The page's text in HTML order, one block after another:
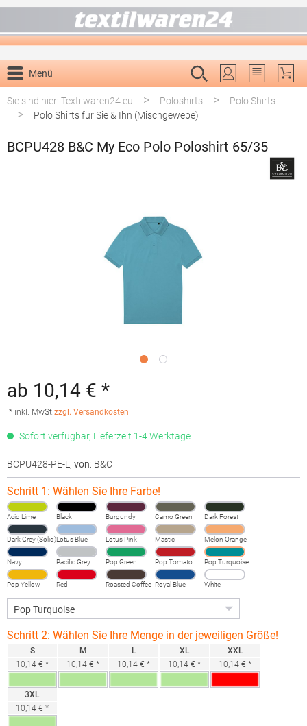
Menü
Du hast 0
Sie sind hier: Textilwaren24.eu
> Poloshirts > Polo Shirts
> Polo Shirts für Sie & Ihn (Mischgewebe)
BCPU428 B&C My Eco Polo Poloshirt 65/35
ab 10,14 € *
* inkl. MwSt.zzgl. Versandkosten
Sofort verfügbar, Lieferzeit 1-4 Werktage
BCPU428-PE-L , von: B&C
Schritt 1: Wählen Sie Ihre Farbe!
Acid Lime Black Burgundy Camo Green Dark Forest
Dark Grey (Solid)Lotus Blue Lotus Pink Mastic Melon Orange
Navy Pacific Grey Pop Green Pop Tomato Pop Turquoise
Pop Yellow Red Roasted Coffee Royal Blue White
Schritt 2: Wählen Sie Ihre Menge in der jeweiligen Größe!
S
10,14 € *
M
10,14 € *
L
10,14 € *
XL
10,14 € *
XXL
10,14 € *
3XL
10,14 € *